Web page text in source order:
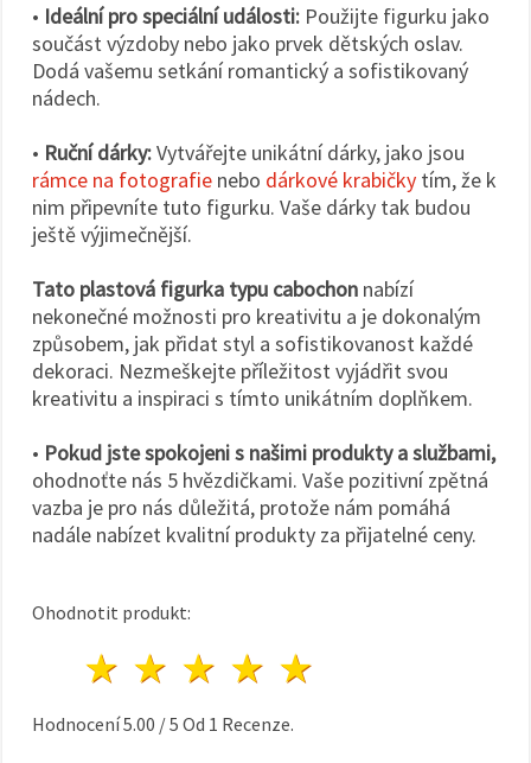
• Ideální pro speciální události: Použijte figurku jako
součást výzdoby nebo jako prvek dětských oslav.
Dodá vašemu setkání romantický a sofistikovaný
nádech.
• Ruční dárky:Vytvářejte unikátní dárky, jako jsou
rámce na fotografie nebo dárkové krabičky tím, že k
nim připevníte tuto figurku. Vaše dárky tak budou
ještě výjimečnější.
Tato plastová figurka typu cabochon nabízí
nekonečné možnosti pro kreativitu a je dokonalým
způsobem, jak přidat styl a sofistikovanost každé
dekoraci. Nezmeškejte příležitost vyjádřit svou
kreativitu a inspiraci s tímto unikátním doplňkem.
• Pokud jste spokojeni s našimi produkty a službami,
ohodnoťte nás 5 hvězdičkami. Vaše pozitivní zpětná
vazba je pro nás důležitá, protože nám pomáhá
nadále nabízet kvalitní produkty za přijatelné ceny.
Ohodnotit produkt:
4 hvězdy
3 hvězdy
2 hvězdy
1 hvězda
Hodnocení5.00 /5 Od 1 Recenze.